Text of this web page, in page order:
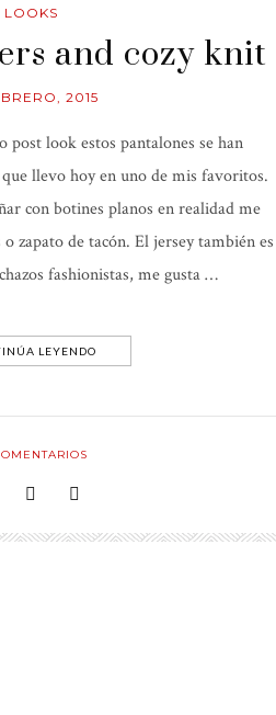
LOOKS
and cozy knit
2015
post look estos pantalones se han
llevo hoy en uno de mis favoritos.
con botines planos en realidad me
zapato de tacón. El jersey también es
fashionistas, me gusta …
LEYENDO